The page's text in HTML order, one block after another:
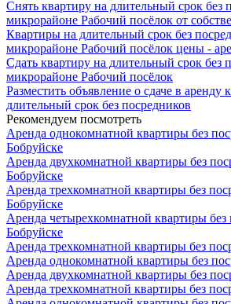
Снять квартиру на длительный срок без
микрорайоне Рабочий посёлок от
Квартиры на длительный срок без
микрорайоне Рабочий посёлок цены -
Сдать квартиру на длительный срок без
микрорайоне Рабочий посёлок
Разместить объявление о сдаче в аренду
длительный срок без посредников
Рекомендуем посмотреть
Аренда однокомнатной квартиры без
Бобруйске
Аренда двухкомнатной квартиры без
Бобруйске
Аренда трехкомнатной квартиры без
Бобруйске
Аренда четырехкомнатной квартиры без
Бобруйске
Аренда трехкомнатной квартиры без
Аренда однокомнатной квартиры без
Аренда двухкомнатной квартиры без
Аренда трехкомнатной квартиры без